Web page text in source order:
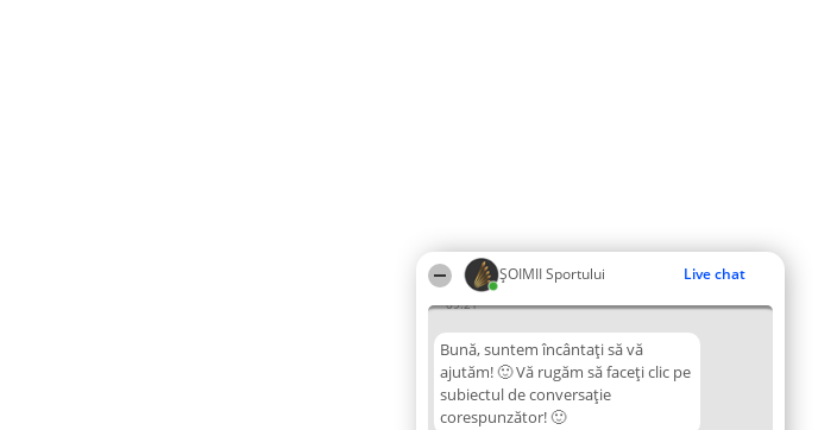
ȘOIMII Sportului Live chat
09:21
Bună, suntem încântați să vă
ajutăm! 🙂 Vă rugăm să faceți clic pe
subiectul de conversație
corespunzător! 🙂